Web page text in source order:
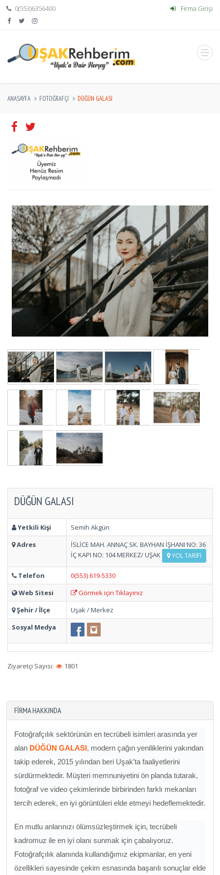
0(553)6356400 Firma Girişi
ANASAYFA FOTOĞRAFÇI DÜĞÜN GALASI
DÜĞÜN GALASI
Yetkili Kişi
Semih Akgün
Adres
İSLİCE MAH. ANNAÇ SK. BAYHAN İŞHANI NO: 36
İÇ KAPI NO: 104 MERKEZ/ UŞAK
YOL TARIFI
Telefon
0(553) 619-5330
Web Sitesi
Görmek için Tıklayınız
Şehir / İlçe
Uşak / Merkez
Sosyal Medya
Ziyaretçi Sayısı: 1801
FIRMA HAKKINDA
Fotoğrafçılık sektörünün en tecrübeli isimleri arasında yer
alan DÜĞÜN GALASI, modern çağın yeniliklerini yakından
takip ederek, 2015 yılından beri Uşak'ta faaliyetlerini
sürdürmektedir. Müşteri memnuniyetini ön planda tutarak,
fotoğraf ve video çekimlerinde birbirinden farklı mekanları
tercih ederek, en iyi görüntüleri elde etmeyi hedeflemektedir.
En mutlu anlarınızı ölümsüzleştirmek için, tecrübeli
kadromuz ile en iyi olanı sunmak için çabalıyoruz.
Fotoğrafçılık alanında kullandığımız ekipmanlar, en yeni
özellikleri sayesinde çekim esnasında başarılı sonuçlar elde